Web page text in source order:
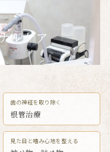
ルケア
歯の神経を取り除く
根管治療
見た目と噛み心地を整える